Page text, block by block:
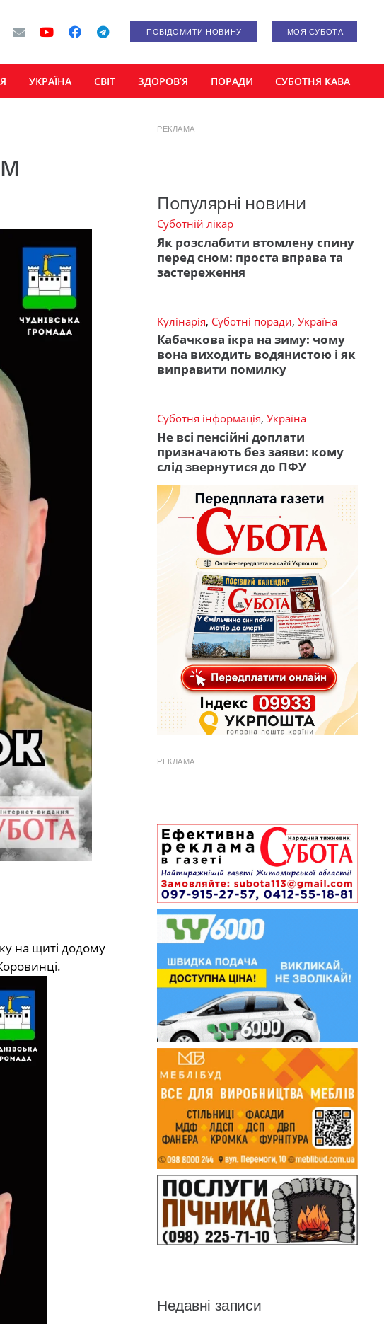
ПОВІДОМИТИ НОВИНУ МОЯ СУБОТА
УКРАЇНА СВІТ ЗДОРОВ’Я ПОРАДИ СУБОТНЯ КАВА
на щиті додому
РЕКЛАМА
Популярні новини
Суботній лікар
Як розслабити втомлену спину
перед сном: проста вправа та
застереження
Кулінарія, Суботні поради, Україна
Кабачкова ікра на зиму: чому
вона виходить водянистою і як
виправити помилку
Суботня інформація, Україна
Не всі пенсійні доплати
призначають без заяви: кому
слід звернутися до ПФУ
РЕКЛАМА
Недавні записи